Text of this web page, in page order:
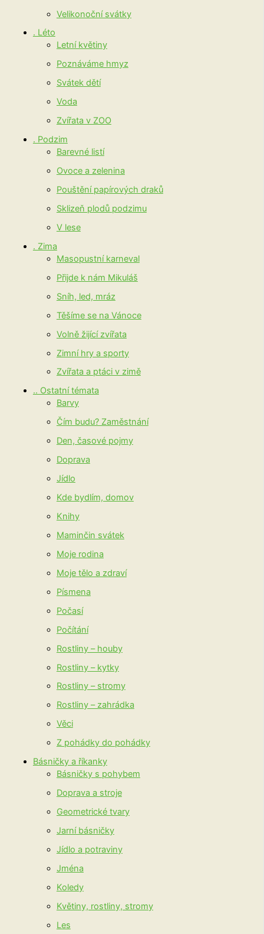
Velikonoční svátky
. Léto
Letní květiny
Poznáváme hmyz
Svátek dětí
Voda
Zvířata v ZOO
. Podzim
Barevné listí
Ovoce a zelenina
Pouštění papírových draků
Sklizeň plodů podzimu
V lese
. Zima
Masopustní karneval
Přijde k nám Mikuláš
Sníh, led, mráz
Těšíme se na Vánoce
Volně žijící zvířata
Zimní hry a sporty
Zvířata a ptáci v zimě
.. Ostatní témata
Barvy
Čím budu? Zaměstnání
Den, časové pojmy
Doprava
Jídlo
Kde bydlím, domov
Knihy
Maminčin svátek
Moje rodina
Moje tělo a zdraví
Písmena
Počasí
Počítání
Rostliny – houby
Rostliny – kytky
Rostliny – stromy
Rostliny – zahrádka
Věci
Z pohádky do pohádky
Básničky a říkanky
Básničky s pohybem
Doprava a stroje
Geometrické tvary
Jarní básničky
Jídlo a potraviny
Jména
Koledy
Květiny, rostliny, stromy
Les